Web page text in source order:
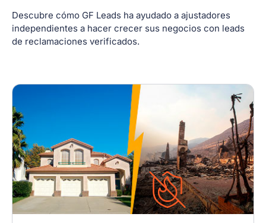
Descubre cómo GF Leads ha ayudado a ajustadores
independientes a hacer crecer sus negocios con leads
de reclamaciones verificados.